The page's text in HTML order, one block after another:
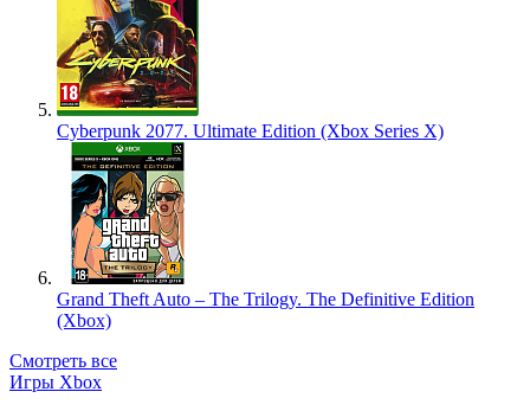
Cyberpunk 2077. Ultimate Edition (Xbox Series X)
Grand Theft Auto – The Trilogy. The Definitive Edition
(Xbox)
Смотреть все
Игры Xbox